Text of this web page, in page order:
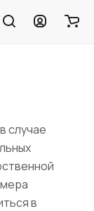
случае
в